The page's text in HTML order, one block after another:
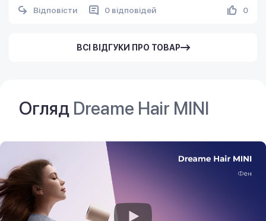
Відповісти 0 відповідей 0
ВСІ ВІДГУКИ ПРО ТОВАР
Огляд Dreame Hair MINI